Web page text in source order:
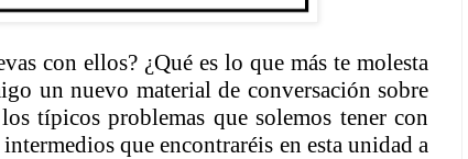
con ellos? ¿Qué es lo que más te molesta
un nuevo material de conversación sobre
típicos problemas que solemos tener con
que encontraréis en esta unidad a